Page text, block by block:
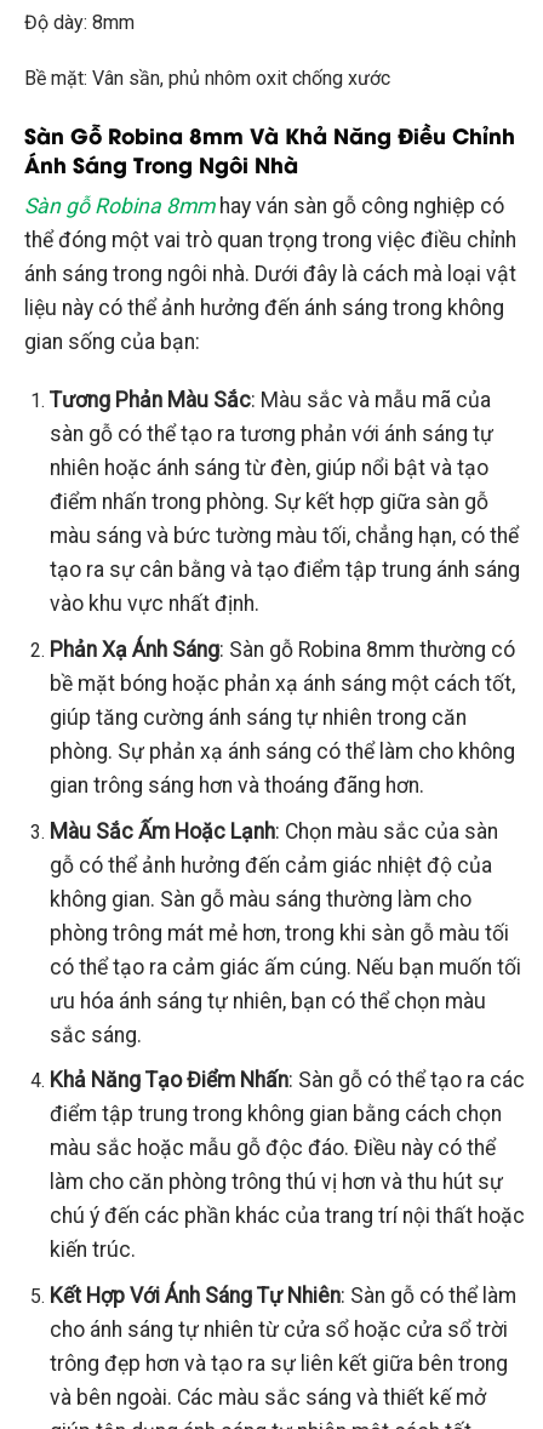
Độ dày: 8mm
Bề mặt: Vân sần, phủ nhôm oxit chống xước
Sàn Gỗ Robina 8mm Và Khả Năng Điều Chỉnh
Ánh Sáng Trong Ngôi Nhà
Sàn gỗ Robina 8mmhay ván sàn gỗ công nghiệp có
thể đóng một vai trò quan trọng trong việc điều chỉnh
ánh sáng trong ngôi nhà. Dưới đây là cách mà loại vật
liệu này có thể ảnh hưởng đến ánh sáng trong không
gian sống của bạn:
Tương Phản Màu Sắc: Màu sắc và mẫu mã của
sàn gỗ có thể tạo ra tương phản với ánh sáng tự
nhiên hoặc ánh sáng từ đèn, giúp nổi bật và tạo
điểm nhấn trong phòng. Sự kết hợp giữa sàn gỗ
màu sáng và bức tường màu tối, chẳng hạn, có thể
tạo ra sự cân bằng và tạo điểm tập trung ánh sáng
vào khu vực nhất định.
Phản Xạ Ánh Sáng: Sàn gỗ Robina 8mm thường có
bề mặt bóng hoặc phản xạ ánh sáng một cách tốt,
giúp tăng cường ánh sáng tự nhiên trong căn
phòng. Sự phản xạ ánh sáng có thể làm cho không
gian trông sáng hơn và thoáng đãng hơn.
Màu Sắc Ấm Hoặc Lạnh: Chọn màu sắc của sàn
gỗ có thể ảnh hưởng đến cảm giác nhiệt độ của
không gian. Sàn gỗ màu sáng thường làm cho
phòng trông mát mẻ hơn, trong khi sàn gỗ màu tối
có thể tạo ra cảm giác ấm cúng. Nếu bạn muốn tối
ưu hóa ánh sáng tự nhiên, bạn có thể chọn màu
sắc sáng.
Khả Năng Tạo Điểm Nhấn: Sàn gỗ có thể tạo ra các
điểm tập trung trong không gian bằng cách chọn
màu sắc hoặc mẫu gỗ độc đáo. Điều này có thể
làm cho căn phòng trông thú vị hơn và thu hút sự
chú ý đến các phần khác của trang trí nội thất hoặc
kiến trúc.
Kết Hợp Với Ánh Sáng Tự Nhiên: Sàn gỗ có thể làm
cho ánh sáng tự nhiên từ cửa sổ hoặc cửa sổ trời
trông đẹp hơn và tạo ra sự liên kết giữa bên trong
và bên ngoài. Các màu sắc sáng và thiết kế mở